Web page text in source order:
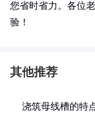
您省时省力。各位
验！
其他推荐
浇筑母线槽的特